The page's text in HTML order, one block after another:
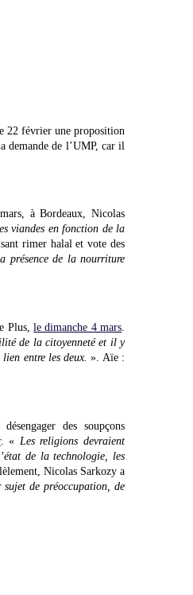
22 février une proposition
la demande de l’UMP, car il
à Bordeaux, Nicolas
viandes en fonction de la
rimer halal et vote des
présence de la nourriture
Plus,le dimanche 4 mars
de la citoyenneté et il y
entre les deux. ». Aïe :
des soupçons
. « Les religions devraient
de la technologie, les
Nicolas Sarkozy a
sujet de préoccupation, de